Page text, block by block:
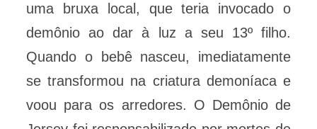
uma bruxa local, que teria invocado o
demônio ao dar à luz a seu 13º filho.
Quando o bebê nasceu, imediatamente
se transformou na criatura demoníaca e
voou para os arredores. O Demônio de